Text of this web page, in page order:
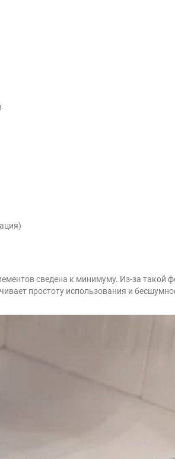
сведена к минимуму. Из-за такой
простоту использования и